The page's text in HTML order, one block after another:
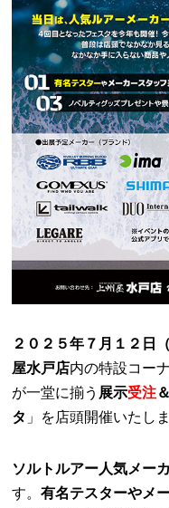
２０２５年７月１２日（
屋水戸店内の特設コー
が一堂に揃う 展示受注＆
タ 」を店頭開催いたし
ソルトルアー人気メー
す。有名テスターやメ